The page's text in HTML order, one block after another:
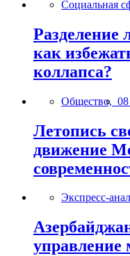
Социальная
Разделение
как
коллапса?
Общество, 08
Летопись
движение
Экспресс-
управление